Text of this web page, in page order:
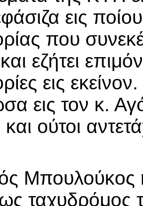
εις
που
εζήτει
εις
εις τον κ.
ούτοι
Μπουλούκος
ταχυδρόμος